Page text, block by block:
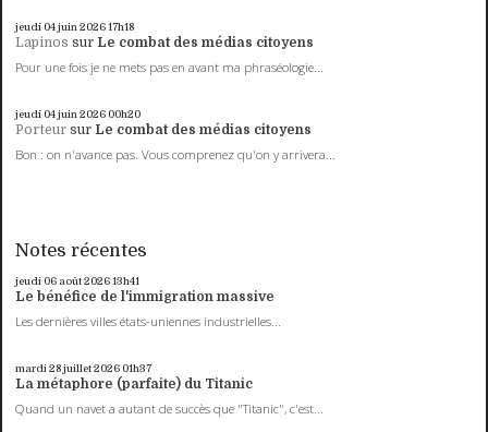
jeudi 04juin 202617h18
Lapinos sur Le combat des médias citoyens
Pour une fois je ne mets pas en avant ma phraséologie...
jeudi 04juin 2026 00h20
Porteur sur Le combat des médias citoyens
Bon : on n'avance pas. Vous comprenez qu'on y arrivera...
Notes récentes
jeudi 06 août 202613h41
Le bénéfice de l'immigration massive
Les dernières villes états-uniennes industrielles...
mardi 28juillet 2026 01h37
La métaphore (parfaite) du Titanic
Quand un navet a autant de succès que "Titanic", c'est...